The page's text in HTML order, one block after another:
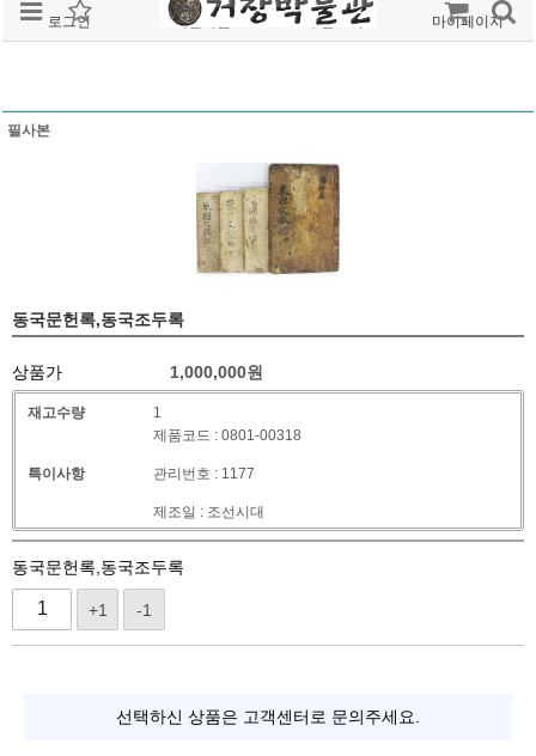
로그인 회원가입 주문조회 마이페이지
필사본
동국문헌록,동국조두록
상품가 1,000,000원
재고수량 1
특이사항
제품코드 : 0801-00318
관리번호 : 1177
제조일 : 조선시대
동국문헌록,동국조두록
+1 -1
선택하신 상품은 고객센터로 문의주세요.